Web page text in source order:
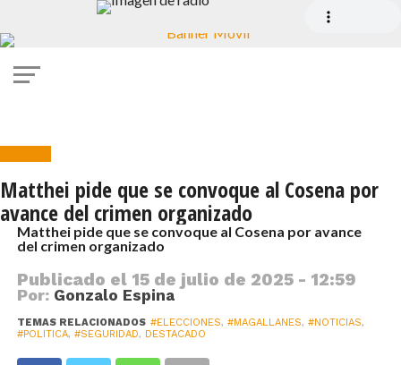
Política
Matthei pide que se convoque al Cosena por
avance del crimen organizado
Matthei pide que se convoque al Cosena por avance
del crimen organizado
Publicado el 15 de julio de 2025 - 12:59
Por: Gonzalo Espina
TEMAS RELACIONADOS #ELECCIONES, #MAGALLANES, #NOTICIAS,
#POLITICA, #SEGURIDAD, DESTACADO